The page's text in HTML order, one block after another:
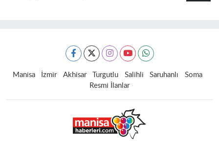
Manisa İzmir Akhisar Turgutlu Salihli Saruhanlı
Soma
Resmi İlanlar